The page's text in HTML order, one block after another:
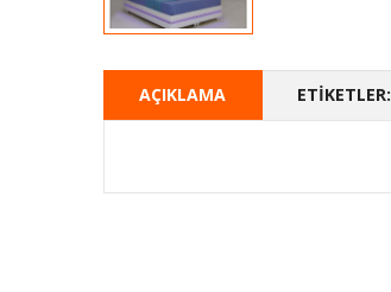
AÇIKLAMA ETIKETLER: